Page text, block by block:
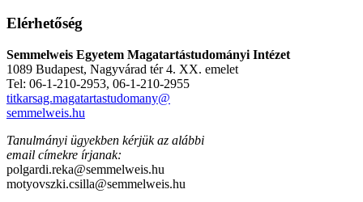
Elérhetőség
Semmelweis Egyetem Magatartástudományi Intézet
1089 Budapest, Nagyvárad tér 4. XX. emelet
Tel: 06-1-210-2953, 06-1-210-2955
titkarsag.magatartastudomany@
semmelweis.hu
Tanulmányi ügyekben kérjük az alábbi
email címekre írjanak:
polgardi.reka@semmelweis.hu
motyovszki.csilla@semmelweis.hu